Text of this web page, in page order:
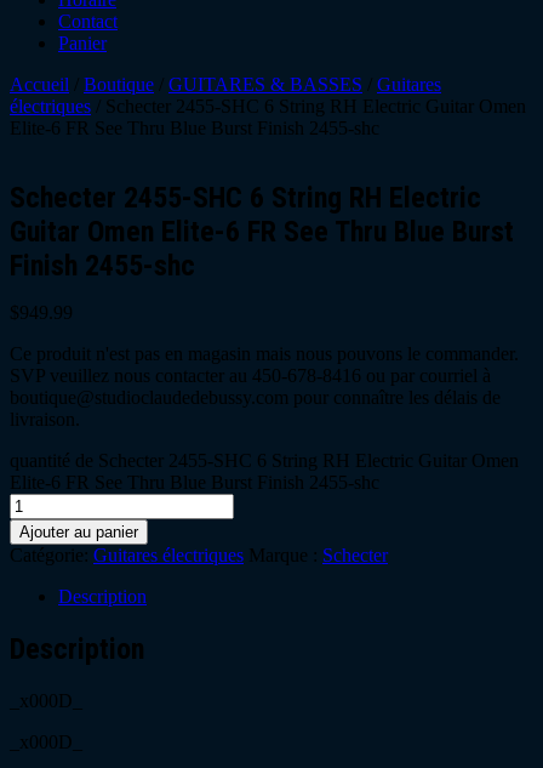
Contact
Panier
Accueil / Boutique / GUITARES & BASSES / Guitares
électriques / Schecter 2455-SHC 6 String RH Electric Guitar Omen
Elite-6 FR See Thru Blue Burst Finish 2455-shc
Schecter 2455-SHC 6 String RH Electric
Guitar Omen Elite-6 FR See Thru Blue Burst
Finish 2455-shc
$949.99
Ce produit n'est pas en magasin mais nous pouvons le commander.
SVP veuillez nous contacter au 450-678-8416 ou par courriel à
boutique@studioclaudedebussy.com pour connaître les délais de
livraison.
quantité de Schecter 2455-SHC 6 String RH Electric Guitar Omen
Elite-6 FR See Thru Blue Burst Finish 2455-shc
Ajouter au panier
Catégorie: Guitares électriques Marque : Schecter
Description
Description
_x000D_
_x000D_